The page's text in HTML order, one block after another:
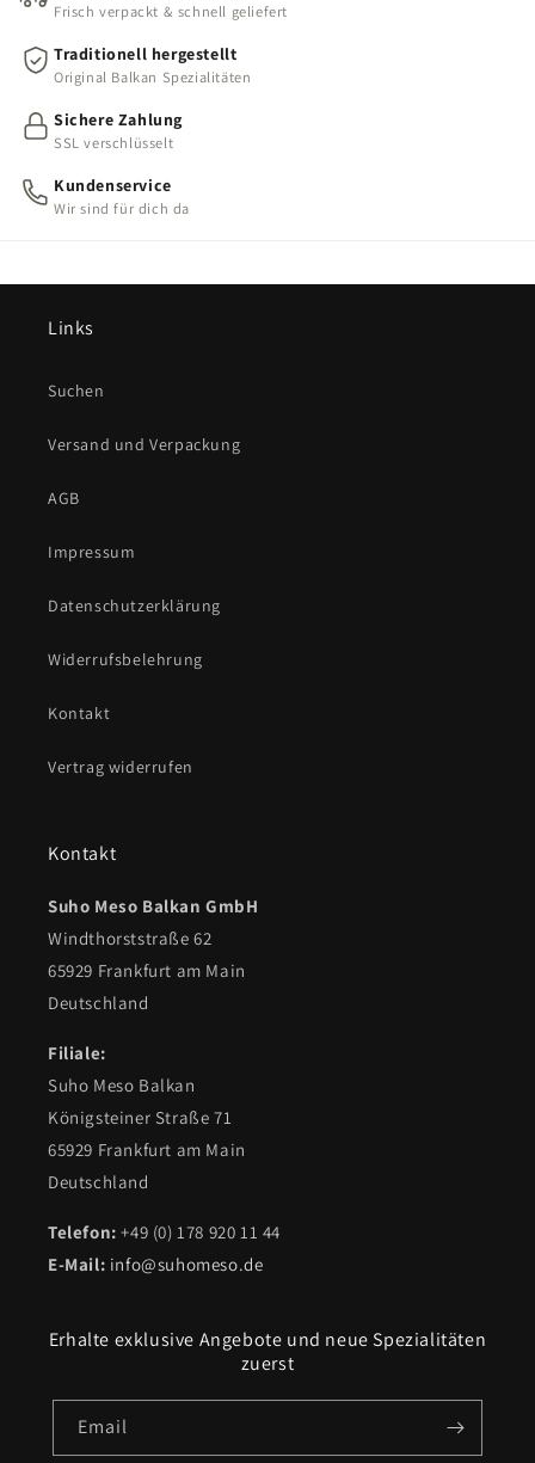
Frisch verpackt & schnell geliefert
Traditionell hergestellt
Original Balkan Spezialitäten
Sichere Zahlung
SSL verschlüsselt
Kundenservice
Wir sind für dich da
Links
Suchen
Versand und Verpackung
AGB
Impressum
Datenschutzerklärung
Widerrufsbelehrung
Kontakt
Vertrag widerrufen
Kontakt
Suho Meso Balkan GmbH
Windthorststraße 62
65929 Frankfurt am Main
Deutschland
Filiale:
Suho Meso Balkan
Königsteiner Straße 71
65929 Frankfurt am Main
Deutschland
Telefon: +49 (0) 178 920 11 44
E-Mail: info@suhomeso.de
Erhalte exklusive Angebote und neue Spezialitäten
zuerst
Email